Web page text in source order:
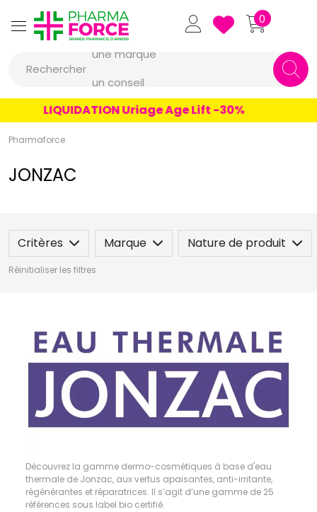
Pharmaforce Grande Pharmacie
0
Rechercher
une marque
un produit
une marque
LIQUIDATION Uriage Age Lift -30%
Pharmaforce
JONZAC
Critères Marque Nature de produit
Réinitialiser les filtres
Découvrez la gamme dermo-cosmétiques à base d'eau
thermale de Jonzac, aux vertus apaisantes, anti-irritante,
régénérantes et réparatrices. Il s’agit d’une gamme de 25
références sous label bio certifié.